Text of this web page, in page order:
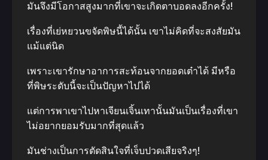
มันจึงมีโอกาสสูงมากที่เขาจะเกิดตาบอดลงอีกครั้ง!
เรื่องที่เย่หยวนขจัดพิษนี้ได้นั้น เขาไม่คิดที่จะสงสัยมัน
แม้แต่นิด
เพราะเขารักษาอาการสะท้อนจากยอดเต๋าได้ มีหรือ
ที่พิษระดับนี้จะเป็นปัญหาไปได้
แต่การพาเขาไปหาเจียนเจิ้นเทานั้นมันเป็นเรื่องที่เขา
ไม่อยากยอมรับมากที่สุดแล้ว
มันช่างเป็นการตัดสินใจที่เจ็บปวดเสียจริงๆ!